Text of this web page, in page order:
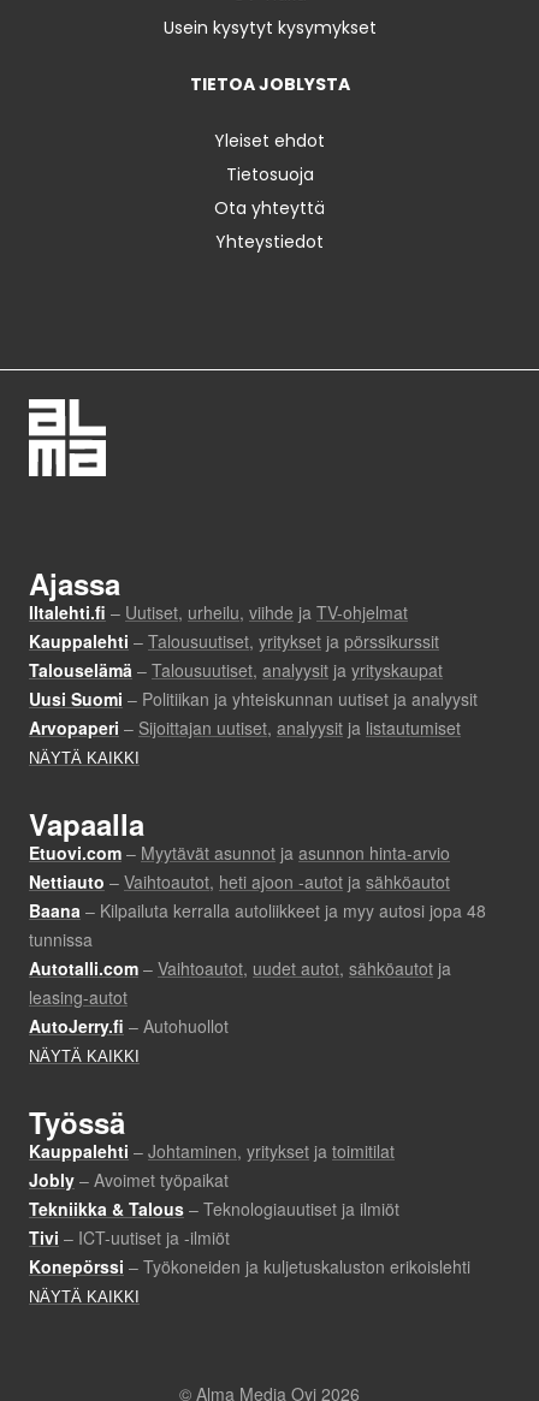
Usein kysytyt kysymykset
TIETOA JOBLYSTA
Yleiset ehdot
Tietosuoja
Ota yhteyttä
Yhteystiedot